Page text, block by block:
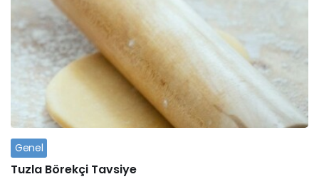
Genel
Tuzla Börekçi Tavsiye